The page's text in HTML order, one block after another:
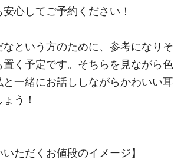
心してご予約ください！
という方のために、参考になりそ
置く予定です。そちらを見ながら色
と一緒にお話ししながらかわいい耳
う！
いただくお値段のイメージ】